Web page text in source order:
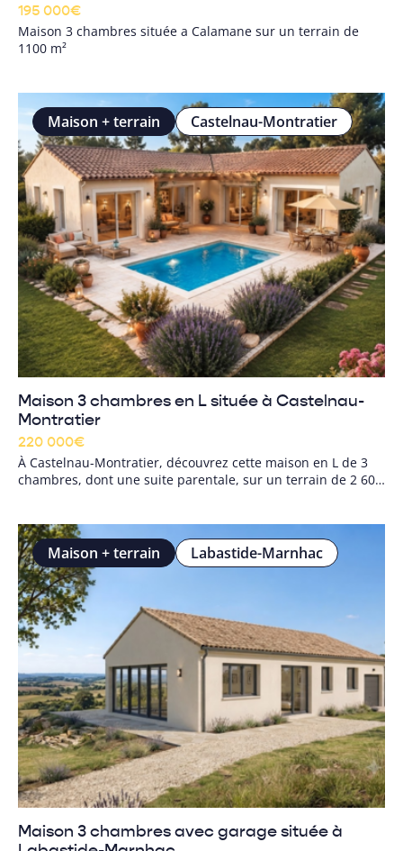
195 000€
Maison 3 chambres située a Calamane sur un terrain de
1100 m²
Maison + terrain Castelnau-Montratier
Maison 3 chambres en L située à Castelnau-
Montratier
220 000€
À Castelnau-Montratier, découvrez cette maison en L de 3
chambres, dont une suite parentale, sur un terrain de 2 600
Maison + terrain Labastide-Marnhac
Maison 3 chambres avec garage située à